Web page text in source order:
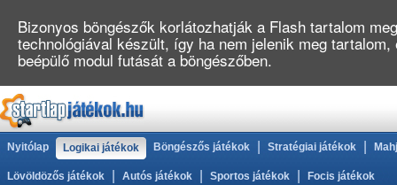
Nyitólap Logikai játékok Böngészős játékok Stratégiai játékok
Lövöldözős játékok Autós játékok Sportos játékok Focis játékok
Bizonyos böngészők korlátozhatják a Flash tartalom
technológiával készült, így ha nem jelenik meg
beépülő modul futását a böngészőben.